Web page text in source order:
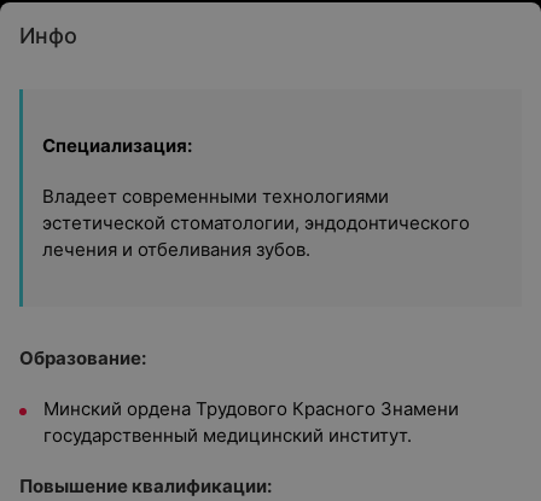
Инфо
Специализация:
Владеет современными технологиями
эстетической стоматологии, эндодонтического
лечения и отбеливания зубов.
Образование:
Минский ордена Трудового Красного Знамени
государственный медицинский институт.
Повышение квалификации: